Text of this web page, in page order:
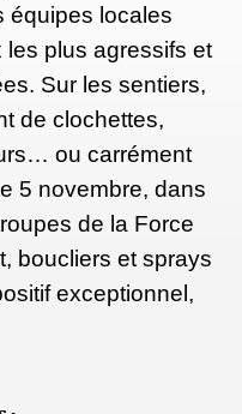
équipes locales
les plus agressifs et
Sur les sentiers,
de clochettes,
ou carrément
5 novembre, dans
de la Force
boucliers et sprays
exceptionnel,